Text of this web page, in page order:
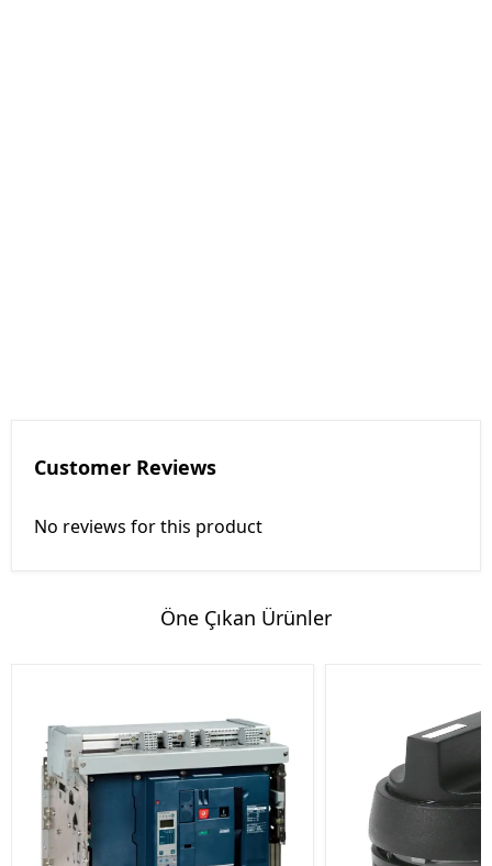
Customer Reviews
No reviews for this product
Öne Çıkan Ürünler